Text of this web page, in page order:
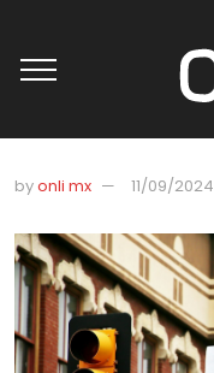
byonli mx 11/09/2024